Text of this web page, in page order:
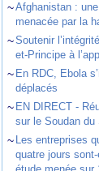
~Afghanistan :
menacée par la
~Soutenir
et-Principe à
~ En RDC, Ebola
déplacés
~ EN DIRECT -
sur le Soudan du
~ Les entreprises
quatre jours